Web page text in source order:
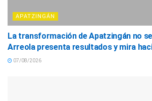
APATZINGÁN
La transformación de Apatzingán no
Arreola presenta resultados y mira
07/08/2026